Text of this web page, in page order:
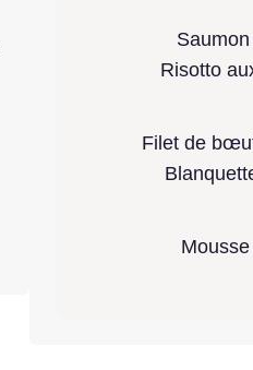
Risotto
Filet de